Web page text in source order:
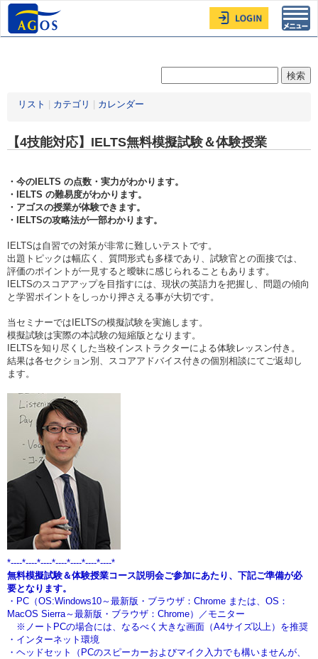
リスト カテゴリ カレンダー
【4技能対応】IELTS無料模擬試験＆体験授業
・今のIELTS の点数・実力がわかります。
・IELTS の難易度がわかります。
・アゴスの授業が体験できます。
・IELTSの攻略法が一部わかります。
IELTSは自習での対策が非常に難しいテストです。
出題トピックは幅広く、質問形式も多様であり、試験官との面接では、
評価のポイントが一見すると曖昧に感じられることもあります。
IELTSのスコアアップを目指すには、現状の英語力を把握し、問題の傾向
と学習ポイントをしっかり押さえる事が大切です。
当セミナーではIELTSの模擬試験を実施します。
模擬試験は実際の本試験の短縮版となります。
IELTSを知り尽くした当校インストラクターによる体験レッスン付き。
結果は各セクション別、スコアアドバイス付きの個別相談にてご返却し
ます。
*----*----*----*----*----*----*----*
無料模擬試験＆体験授業コース説明会ご参加にあたり、下記ご準備が必
要となります。
・PC（OS:Windows10～最新版・ブラウザ：Chrome または、OS：
MacOS Sierra～最新版・ブラウザ：Chrome）／モニター
※ノートPCの場合には、なるべく大きな画面（A4サイズ以上）を推奨
・インターネット環境
・ヘッドセット（PCのスピーカーおよびマイク入力でも構いませんが、